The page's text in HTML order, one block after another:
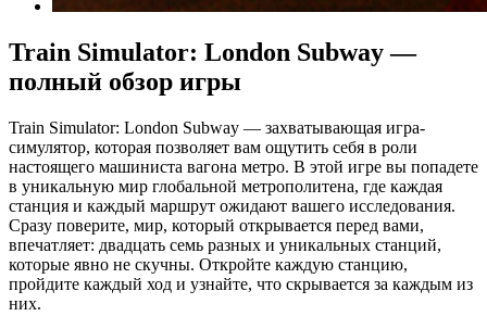
Train Simulator: London Subway —
полный обзор игры
Train Simulator: London Subway — захватывающая игра-
симулятор, которая позволяет вам ощутить себя в роли
настоящего машиниста вагона метро. В этой игре вы попадете
в уникальную мир глобальной метрополитена, где каждая
станция и каждый маршрут ожидают вашего исследования.
Сразу поверите, мир, который открывается перед вами,
впечатляет: двадцать семь разных и уникальных станций,
которые явно не скучны. Откройте каждую станцию,
пройдите каждый ход и узнайте, что скрывается за каждым из
них.